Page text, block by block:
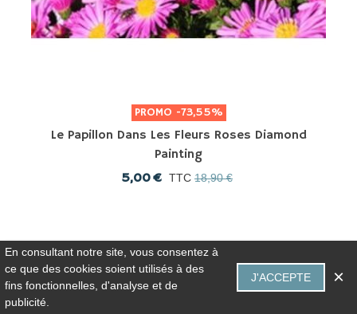
PROMO -73,55%
Le Papillon Dans Les Fleurs Roses Diamond
Painting
5,00 € TTC 18,90 €
En consultant notre site, vous consentez à
ce que des cookies soient utilisés à des
fins fonctionnelles, d'analyse et de
publicité.
J'ACCEPTE ×